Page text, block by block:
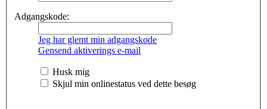
Adgangskode:
Jeg har glemt min adgangskode
Gensend aktiverings e-mail
Husk mig
Skjul min onlinestatus ved dette besøg